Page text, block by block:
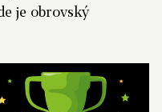
je obrovský